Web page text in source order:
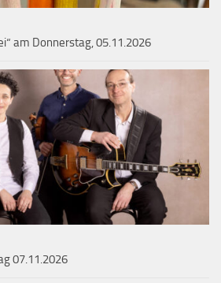
am Donnerstag, 05.11.2026
07.11.2026